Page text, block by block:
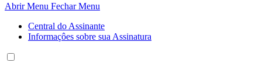
Abrir Menu Fechar Menu
Central do Assinante
Informaçôes sobre sua Assinatura